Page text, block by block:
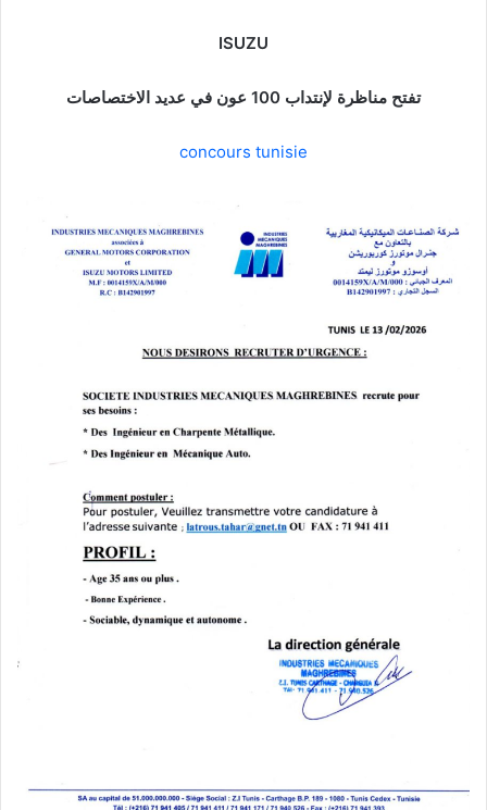
ISUZU
تفتح مناظرة لإنتداب 100 عون في عديد الاختصاصات
concours tunisie